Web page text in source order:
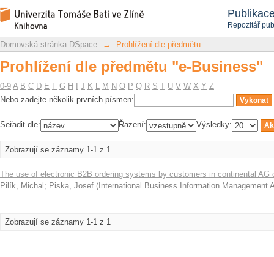
Repozitář
Prohlížení dle předmětu "e-Business"
Repozitář DSpace/Manakin
Domovská stránka DSpace → Prohlížení dle předmětu
Prohlížení dle předmětu "e-Business"
0-9 A B C D E F G H J K L M N O P Q R S T U V W X Y Z
Nebo zadejte několik prvních písmen:
Seřadit dle: Řazení: Výsledky:
Zobrazují se záznamy 1-1 z 1
The use of electronic B2B ordering systems by customers in continental AG
Pilík, Michal ; Piska, Josef ( International Business Information Management
Zobrazují se záznamy 1-1 z 1